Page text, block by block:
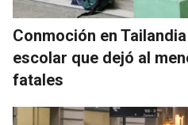
Conmoción en
escolar que dejó al
fatales